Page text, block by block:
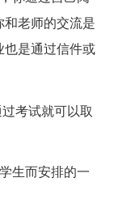
老师的交流是
是通过信件或
过考试就可以取
生而安排的一